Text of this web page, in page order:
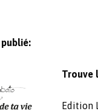
Trouve
Edition